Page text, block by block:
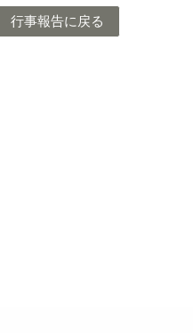
行事報告に戻る